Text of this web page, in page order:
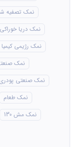
نمک تصفیه
نمک دریا خوراکی
نمک رژیمی کیمیا
نمک
نمک صنعتی
نمک طعام
نمک مش 130